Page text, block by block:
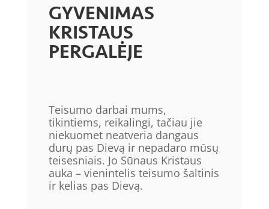
GYVENIMAS
KRISTAUS
PERGALĖJE
Teisumo darbai mums,
tikintiems, reikalingi, tačiau jie
niekuomet neatveria dangaus
durų pas Dievą ir nepadaro mūsų
teisesniais. Jo Sūnaus Kristaus
auka – vienintelis teisumo šaltinis
ir kelias pas Dievą.